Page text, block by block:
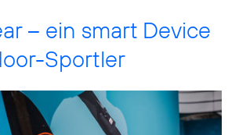
– ein smart Device
Sportler